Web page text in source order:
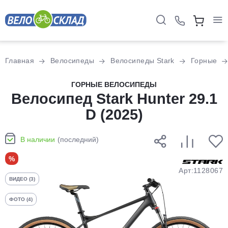
Главная Велосипеды Велосипеды Stark Горные
ГОРНЫЕ ВЕЛОСИПЕДЫ
Велосипед Stark Hunter 29.1
D (2025)
В наличии (последний)
%
ВИДЕО (3)
ФОТО (4)
Арт:1128067
Разбейте
оплатуна части
без переплат
График платежей
25%